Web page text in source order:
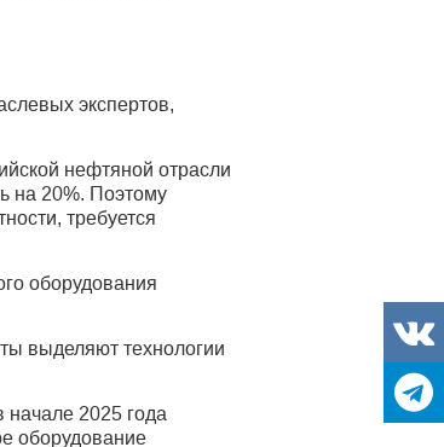
экспертов,
нефтяной отрасли
на 20%. Поэтому
требуется
оборудования
выделяют технологии
2025 года
оборудование